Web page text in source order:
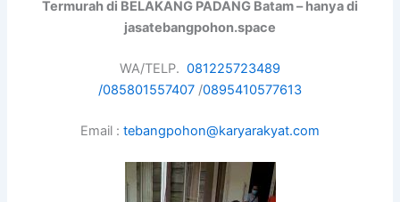
Termurah di BELAKANG PADANG Batam – hanya di
jasatebangpohon.space
WA/TELP. 081225723489
/085801557407 /0895410577613
Email : tebangpohon@karyarakyat.com